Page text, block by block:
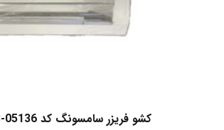
کشو فریزر سامسونگ کد DA63-05136